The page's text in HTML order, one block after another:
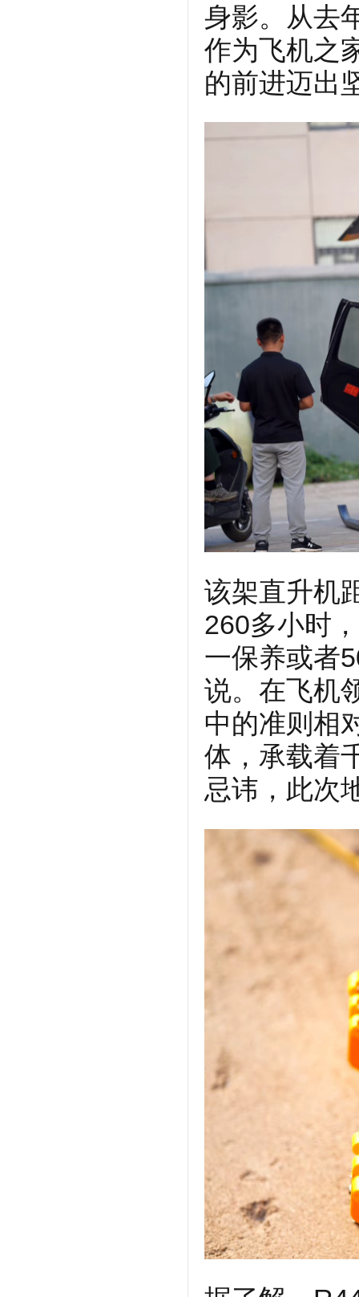
身影。从去
作为飞机之
的前进迈出
该架直升机
260多小时
一保养或者
说。在飞机
中的准则相
体，承载着
忌讳，此次